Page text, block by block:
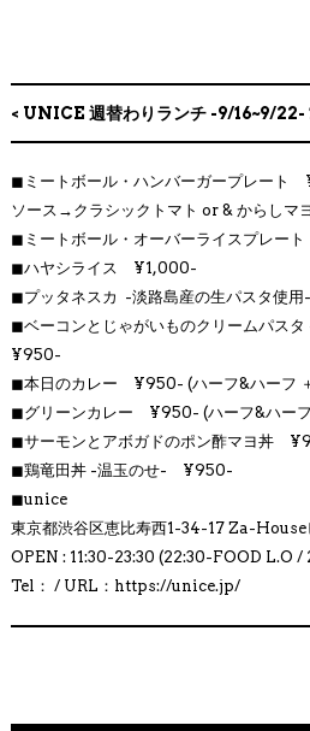
< UNICE 週替わりランチ -9/16~9/22-
◼︎ ミートボール・ハンバーガープレート
ソース→クラシックトマト or & からしマ
◼︎ ミートボール・オーバーライスプレー
◼︎ハヤシライス
¥1,000-
◼︎プッタネスカ -淡路島産の生パスタ使
◼︎ベーコンとじゃがいものクリームパスタ
¥950-
◼︎本日のカレー ¥950- (ハーフ&ハーフ
◼︎グリーンカレー ¥950- (ハーフ&ハー
◼︎サーモンとアボガドのポン酢マヨ丼
◼︎鶏竜田丼 -温玉のせ- ¥950-
◼︎unice
東京都渋谷区恵比寿西1-34-17 Za-House
OPEN : 11:30-23:30 (22:30-FOOD L.O
Tel： / URL：https://unice.jp/